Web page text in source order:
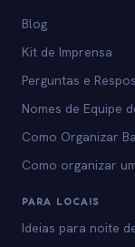
Blog
Kit de Imprensa
Perguntas e
Nomes de Equipe
Como Organizar
Como organizar
PARA LOCAIS
Ideias para noite